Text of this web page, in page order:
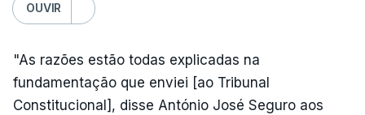
OUVIR
"As razões estão todas explicadas na
fundamentação que enviei [ao Tribunal
Constitucional], disse António José Seguro aos